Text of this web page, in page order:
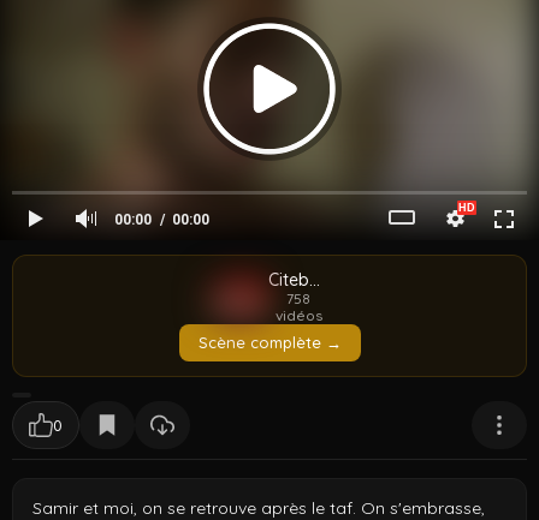
00:00 00:00
Citebeur
758
vidéos
Scène complète →
0
Samir et moi, on se retrouve après le taf. On s'embrasse,